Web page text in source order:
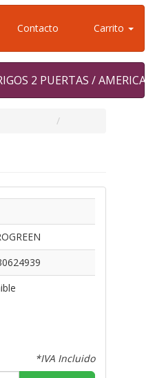
Contacto Carrito
2 PUERTAS /
*IVA Incluido